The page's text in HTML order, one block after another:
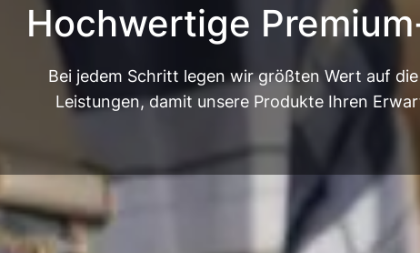
Hochwertige
Bei jedem Schritt legen wir größten Wert auf
Leistungen, damit unsere Produkte Ihren